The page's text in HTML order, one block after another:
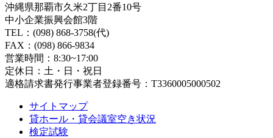
沖縄県那覇市久米2丁目2番10号
中小企業振興会館3階
TEL：(098) 868-3758(代)
FAX：(098) 866-9834
営業時間：8:30~17:00
定休日：土・日・祝日
適格請求書発行事業者登録番号：T3360005000502
サイトマップ
貸ホール・貸会議室空き状況
検定試験